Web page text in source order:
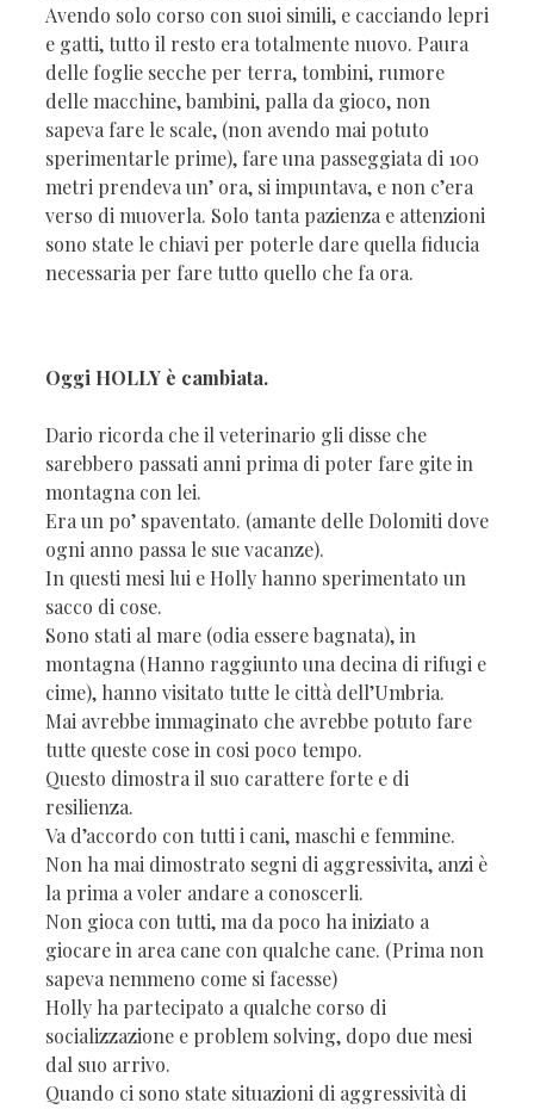
Avendo solo corso con suoi simili, e cacciando lepri
e gatti, tutto il resto era totalmente nuovo. Paura
delle foglie secche per terra, tombini, rumore
delle macchine, bambini, palla da gioco, non
sapeva fare le scale, (non avendo mai potuto
sperimentarle prime), fare una passeggiata di 100
metri prendeva un’ ora, si impuntava, e non c’era
verso di muoverla. Solo tanta pazienza e attenzioni
sono state le chiavi per poterle dare quella fiducia
necessaria per fare tutto quello che fa ora.
Oggi HOLLY è cambiata.
Dario ricorda che il veterinario gli disse che
sarebbero passati anni prima di poter fare gite in
montagna con lei.
Era un po’ spaventato. (amante delle Dolomiti dove
ogni anno passa le sue vacanze).
In questi mesi lui e Holly hanno sperimentato un
sacco di cose.
Sono stati al mare (odia essere bagnata), in
montagna (Hanno raggiunto una decina di rifugi e
cime), hanno visitato tutte le città dell’Umbria.
Mai avrebbe immaginato che avrebbe potuto fare
tutte queste cose in cosi poco tempo.
Questo dimostra il suo carattere forte e di
resilienza.
Va d’accordo con tutti i cani, maschi e femmine.
Non ha mai dimostrato segni di aggressivita, anzi è
la prima a voler andare a conoscerli.
Non gioca con tutti, ma da poco ha iniziato a
giocare in area cane con qualche cane. (Prima non
sapeva nemmeno come si facesse)
Holly ha partecipato a qualche corso di
socializzazione e problem solving, dopo due mesi
dal suo arrivo.
Quando ci sono state situazioni di aggressività di